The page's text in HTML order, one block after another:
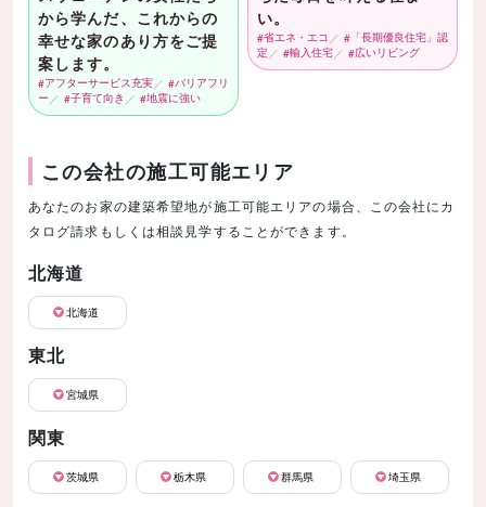
から学んだ、これからの
幸せな家のあり方をご提
案します。
アフターサービス充実
バリアフリ
ー
子育て向き 地震に強い
い。
省エネ・エコ
「長期優良住宅」認
定
輸入住宅 広いリビング
この会社の施工可能エリア
あなたのお家の建築希望地が施工可能エリアの場合、この会社にカ
タログ請求もしくは相談見学することができます。
北海道
北海道
東北
宮城県
関東
茨城県 栃木県 群馬県 埼玉県